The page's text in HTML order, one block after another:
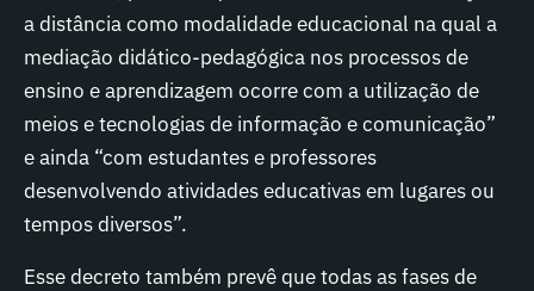
a distância como modalidade educacional na qual a
mediação didático-pedagógica nos processos de
ensino e aprendizagem ocorre com a utilização de
meios e tecnologias de informação e comunicação”
e ainda “com estudantes e professores
desenvolvendo atividades educativas em lugares ou
tempos diversos”.
Esse decreto também prevê que todas as fases de